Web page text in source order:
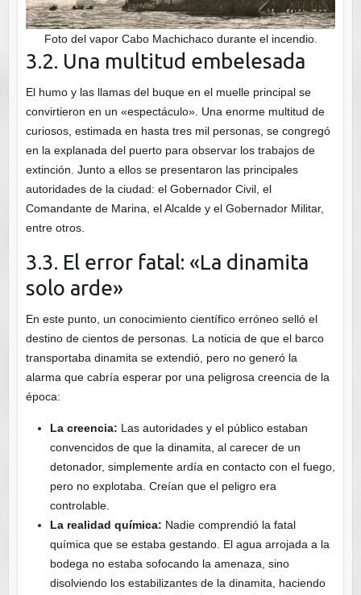
Foto del vapor Cabo Machichaco durante el incendio.
3.2. Una multitud embelesada
El humo y las llamas del buque en el muelle principal se
convirtieron en un «espectáculo». Una enorme multitud de
curiosos, estimada en hasta tres mil personas, se congregó
en la explanada del puerto para observar los trabajos de
extinción. Junto a ellos se presentaron las principales
autoridades de la ciudad: el Gobernador Civil, el
Comandante de Marina, el Alcalde y el Gobernador Militar,
entre otros.
3.3. El error fatal: «La dinamita
solo arde»
En este punto, un conocimiento científico erróneo selló el
destino de cientos de personas. La noticia de que el barco
transportaba dinamita se extendió, pero no generó la
alarma que cabría esperar por una peligrosa creencia de la
época:
La creencia: Las autoridades y el público estaban
convencidos de que la dinamita, al carecer de un
detonador, simplemente ardía en contacto con el fuego,
pero no explotaba. Creían que el peligro era
controlable.
La realidad química: Nadie comprendió la fatal
química que se estaba gestando. El agua arrojada a la
bodega no estaba sofocando la amenaza, sino
disolviendo los estabilizantes de la dinamita, haciendo